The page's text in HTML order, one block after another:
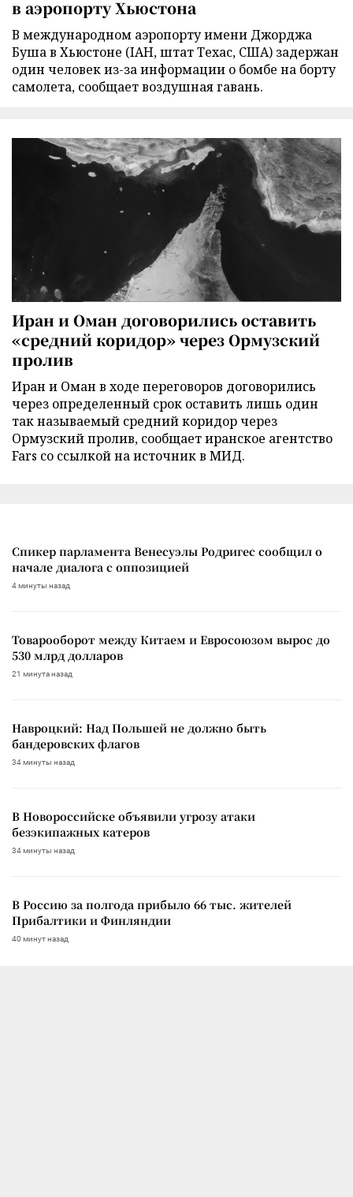
в аэропорту Хьюстона
В международном аэропорту имени Джорджа
Буша в Хьюстоне (IAH, штат Техас, США) задержан
один человек из-за информации о бомбе на борту
самолета, сообщает воздушная гавань.
Иран и Оман договорились оставить
«средний коридор» через Ормузский
пролив
Иран и Оман в ходе переговоров договорились
через определенный срок оставить лишь один
так называемый средний коридор через
Ормузский пролив, сообщает иранское агентство
Fars со ссылкой на источник в МИД.
Спикер парламента Венесуэлы Родригес сообщил о
начале диалога с оппозицией
4 минуты назад
Товарооборот между Китаем и Евросоюзом вырос до
530 млрд долларов
21 минута назад
Навроцкий: Над Польшей не должно быть
бандеровских флагов
34 минуты назад
В Новороссийске объявили угрозу атаки
безэкипажных катеров
34 минуты назад
В Россию за полгода прибыло 66 тыс. жителей
Прибалтики и Финляндии
40 минут назад